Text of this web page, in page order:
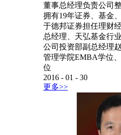
董事总经理负责公司
拥有19年证券、基金
于德邦证券担任理财
总经理、天弘基金行
公司投资部副总经理
管理学院EMBA学位
位
2016 - 01 - 30
更多>>